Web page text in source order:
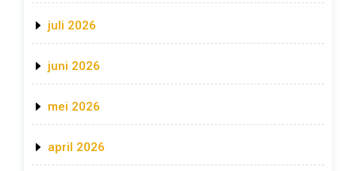
juli 2026
juni 2026
mei 2026
april 2026